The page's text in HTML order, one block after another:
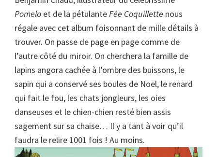
Pomelo et de la pétulanteFée Coquillette nous
régale avec cet album foisonnant de mille détails à
trouver. On passe de page en page comme de
l’autre côté du miroir. On cherchera la famille de
lapins angora cachée à l’ombre des buissons, le
sapin qui a conservé ses boules de Noël, le renard
qui fait le fou, les chats jongleurs, les oies
danseuses et le chien-chien resté bien assis
sagement sur sa chaise… Il y a tant à voir qu’il
faudra le relire 1001 fois ! Au moins.